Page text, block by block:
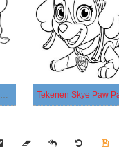
Tekenen Skye Paw Patrol afdrukbaar eenvoudig